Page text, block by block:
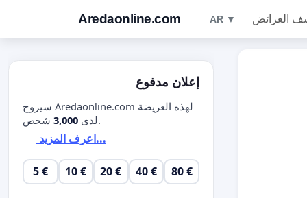
Aredaonline.com AR ▼ العرائض
إعلان مدفوع
سيروج Aredaonline.com لهذه العريضة
لدى 3,000 شخص.
اعرف المزيد...
5 € 10 € 20 € 40 € 80 €